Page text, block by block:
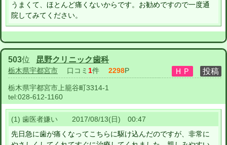
うまくて、ほとんど痛くないからです。お勧めですので一度通
院してみてください。
503位 昆野クリニック歯科
栃木県宇都宮市 口コミ 1件 2298P
栃木県宇都宮市上籠谷町3314-1
tel:028-612-1160
(1) 歯医者嫌い 2017/08/13(日) 00:47
先日急に歯が痛くなってこちらに駆け込んだのですが、非常に